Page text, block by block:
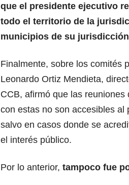
que el presidente ejecutivo
todo el territorio de la
municipios de su
Finalmente, sobre los comités
Leonardo Ortiz Mendieta,
CCB, afirmó que las
con estas no son accesibles al
salvo en casos donde se
el interés público.
Por lo anterior, tampoco fue